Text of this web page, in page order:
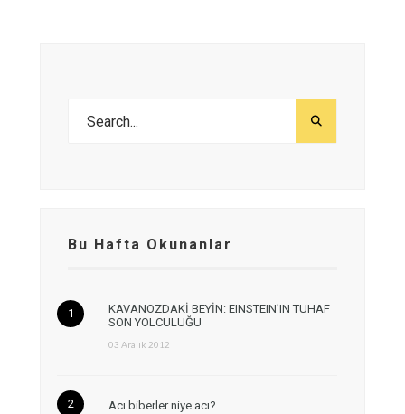
Bu Hafta Okunanlar
KAVANOZDAKİ BEYİN: EINSTEIN’IN TUHAF
SON YOLCULUĞU
03 Aralık 2012
Acı biberler niye acı?